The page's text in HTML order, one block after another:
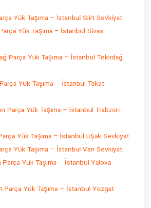
Yük Taşıma – İstanbul Siirt Sevkiyat
Yük Taşıma – İstanbul Sivas
Parça Yük Taşıma – İstanbul Tekirdağ
Yük Taşıma – İstanbul Tokat
Parça Yük Taşıma – İstanbul Trabzon
Yük Taşıma – İstanbul Uşak Sevkiyat
Yük Taşıma – İstanbul Van Sevkiyat
Yük Taşıma – İstanbul Yalova
Parça Yük Taşıma – İstanbul Yozgat